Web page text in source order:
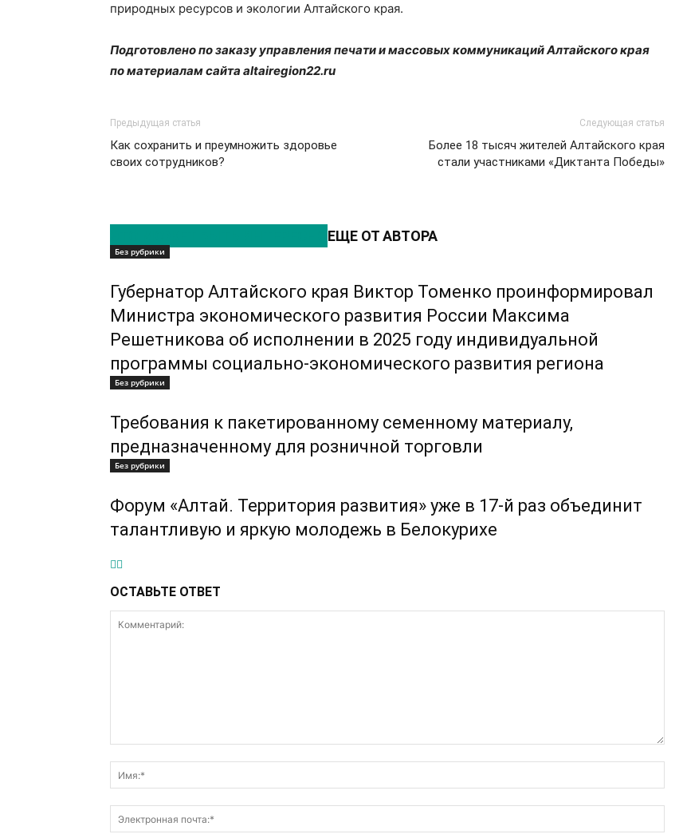
природных ресурсов и экологии Алтайского края.
Подготовлено по заказу управления печати и массовых коммуникаций Алтайского края
по материалам сайта altairegion22.ru
Предыдущая статья
Как сохранить и преумножить здоровье
своих сотрудников?
Следующая статья
Более 18 тысяч жителей Алтайского края
стали участниками «Диктанта Победы»
ЕЩЕ ОТ АВТОРА
Без рубрики
Губернатор Алтайского края Виктор Томенко проинформировал
Министра экономического развития России Максима
Решетникова об исполнении в 2025 году индивидуальной
программы социально-экономического развития региона
Без рубрики
Требования к пакетированному семенному материалу,
предназначенному для розничной торговли
Без рубрики
Форум «Алтай. Территория развития» уже в 17-й раз объединит
талантливую и яркую молодежь в Белокурихе
ОСТАВЬТЕ ОТВЕТ